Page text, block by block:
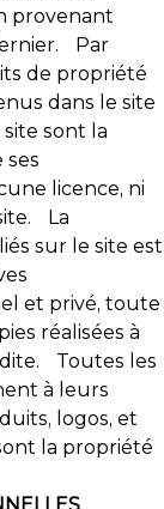
provenant
Par
de propriété
dans le site
sont la
ses
licence, ni
La
sur le site est
et privé, toute
réalisées à
Toutes les
à leurs
logos, et
la propriété